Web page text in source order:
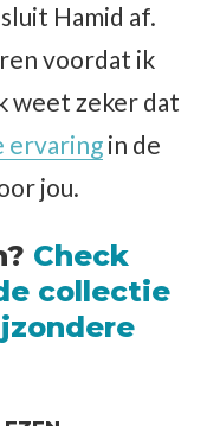
sluit Hamid af.
voordat ik
weet zeker dat
ervaring in de
jou.
Check
collectie